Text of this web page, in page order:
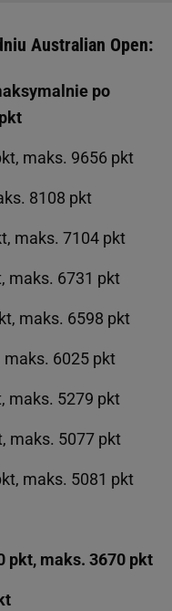
Australian Open:
po
maks. 9656 pkt
8108 pkt
maks. 7104 pkt
maks. 6731 pkt
maks. 6598 pkt
maks. 6025 pkt
maks. 5279 pkt
maks. 5077 pkt
maks. 5081 pkt
pkt, maks. 3670 pkt